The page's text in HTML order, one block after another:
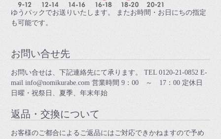
ゆうパックでお送りいたします。 またお時間・お日にちの指定
も可能です。
お問い合せ先
お問い合せは、下記連絡先にて承ります。 TEL 0120-21-0852 E-
mail info@nomikurabe.com 営業時間 9：00 ～ 17：00 定休日
日曜・祝祭日、夏季、年末年始
返品・交換について
お客様のご都合によるご返品にはご対応できかねますので予め